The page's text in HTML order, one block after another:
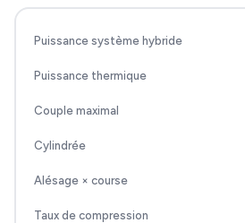
Puissance système hybride
Puissance thermique
Couple maximal
Cylindrée
Alésage × course
Taux de compression